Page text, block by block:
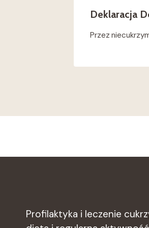
Deklaracja
Przez
Profilaktyka i leczenie